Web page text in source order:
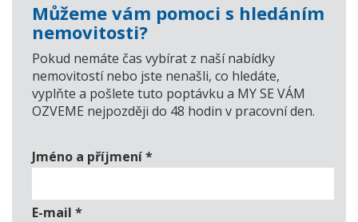
Můžeme vám pomoci s hledáním
nemovitosti?
Pokud nemáte čas vybírat z naší nabídky
nemovitostí nebo jste nenašli, co hledáte,
vyplňte a pošlete tuto poptávku a MY SE VÁM
OZVEME nejpozději do 48 hodin v pracovní den.
Jméno a příjmení*
E-mail *